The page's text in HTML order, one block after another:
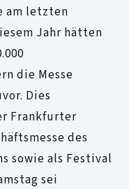
am letzten
Jahr hätten
die Messe
Dies
Frankfurter
des
sowie als Festival
sei